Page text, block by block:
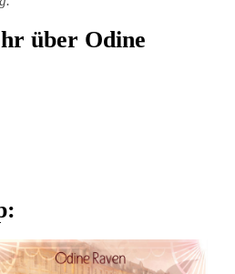
über Odine